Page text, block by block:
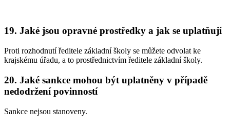
19. Jaké jsou opravné prostředky a jak se uplatňují
Proti rozhodnutí ředitele základní školy se můžete odvolat ke
krajskému úřadu, a to prostřednictvím ředitele základní školy.
20. Jaké sankce mohou být uplatněny v případě
nedodržení povinností
Sankce nejsou stanoveny.